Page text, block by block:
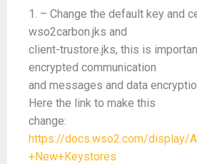
1. – Change the default key and
wso2carbon.jks and
client-trustore.jks, this is
encrypted communication
and messages and data
Here the link to make this
change:
https://docs.wso2.com/display/
+New+Keystores